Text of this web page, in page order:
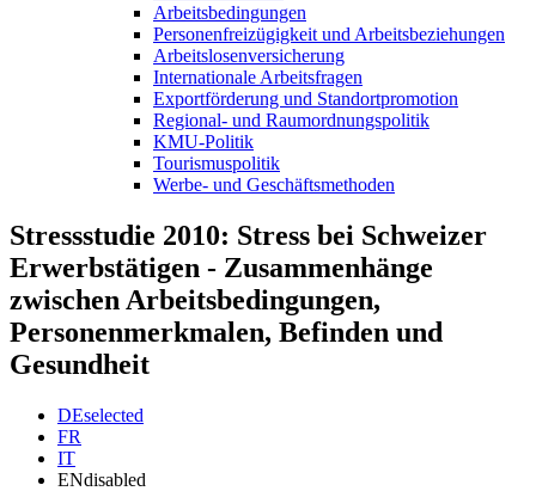
Arbeitsbedingungen
Personenfreizügigkeit und Arbeitsbeziehungen
Arbeitslosenversicherung
Internationale Arbeitsfragen
Exportförderung und Standortpromotion
Regional- und Raumordnungspolitik
KMU-Politik
Tourismuspolitik
Werbe- und Geschäftsmethoden
Stressstudie 2010: Stress bei Schweizer
Erwerbstätigen - Zusammenhänge
zwischen Arbeitsbedingungen,
Personenmerkmalen, Befinden und
Gesundheit
DEselected
FR
IT
ENdisabled